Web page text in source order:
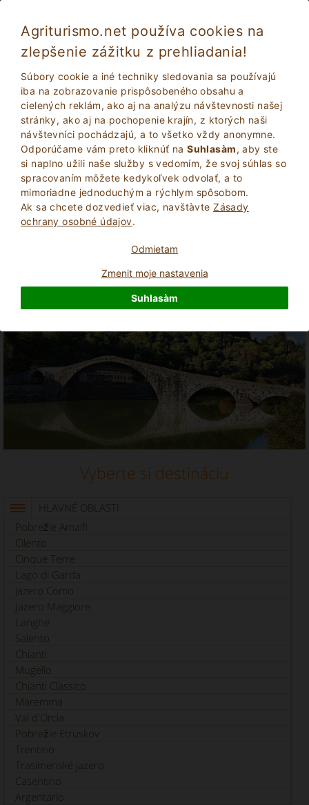
Agriturismo.net používa cookies na
zlepšenie zážitku z prehliadania!
Súbory cookie a iné techniky sledovania sa používajú
iba na zobrazovanie prispôsobeného obsahu a
cielených reklám, ako aj na analýzu návštevnosti našej
stránky, ako aj na pochopenie krajín, z ktorých naši
návštevníci pochádzajú, a to všetko vždy anonymne.
Odporúčame vám preto kliknúť naSuhlasàm, aby ste
si naplno užili naše služby s vedomím, že svoj súhlas so
spracovaním môžete kedykoľvek odvolať, a to
mimoriadne jednoduchým a rýchlym spôsobom.
Ak sa chcete dozvedieť viac, navštà­vteZásady
ochrany osobné údajov.
Odmietam
Zmenit moje nastavenia
Suhlasàm
2Dospelí
0Deti VYHĽADAŤ
Garfagnana
Dovolenkový prenájom v lokalite Garfagnana
Vyberte si destináciu
HLAVNÉ OBLASTI
Pobrežie Amalfi
Cilento
Cinque Terre
Lago di Garda
jazero Como
Jazero Maggiore
Langhe
Salento
Chianti
Mugello
Chianti Classico
Maremma
Val d'Orcia
Pobrežie Etruskov
Trentino
Trasimenské jazero
Casentino
Argentario